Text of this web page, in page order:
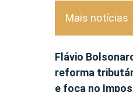
Mais notícias
Flávio
reforma
e foca no